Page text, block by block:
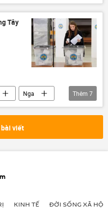
Sergey Lavrov
Tây
Nga
châu Âu
phương Tây
Thêm 7
viết
KINH TẾ ĐỜI SỐNG XÃ HỘI